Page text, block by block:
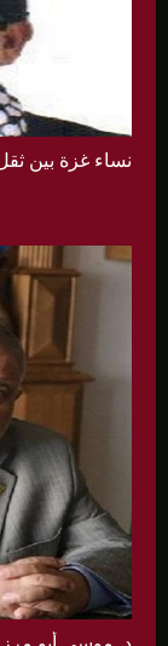
نساء غزة بين